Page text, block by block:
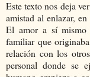
Este texto nos deja
amistad al enlazar,
El amor a sí
familiar que
relación con los
personal donde se